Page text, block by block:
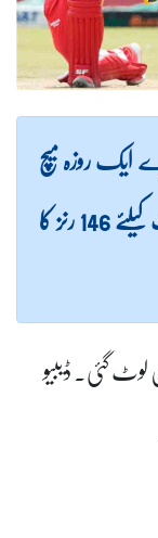
ایک روزہ میچ
میں میزبان زمبابوے نے پاکستان کو جیت کیلئے 146 رنز کا
بناکر پویلین لوٹ گئی۔ ڈیبیو